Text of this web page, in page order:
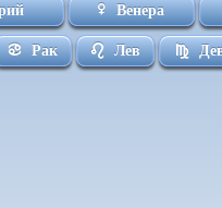
Венера
Рак Лев